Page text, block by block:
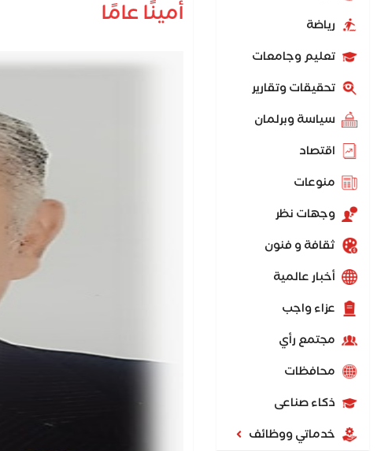
رياضة
تعليم وجامعات
تحقيقات وتقارير
سياسة وبرلمان
اقتصاد
منوعات
وجهات نظر
ثقافة و فنون
أخبار عالمية
عزاء واجب
مجتمع رأي
محافظات
ذكاء صناعى
خدماتي ووظائف
أمينًا عامًا